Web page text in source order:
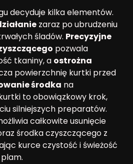
decyduje kilka elementów.
zaraz po ubrudzeniu
śladów. Precyzyjne
pozwala
tkaniny, a ostrożna
powierzchnię kurtki przed
środka na
to obowiązkowy krok,
silniejszych preparatów.
całkowite usunięcie
środka czyszczącego z
kurce czystość i świeżość